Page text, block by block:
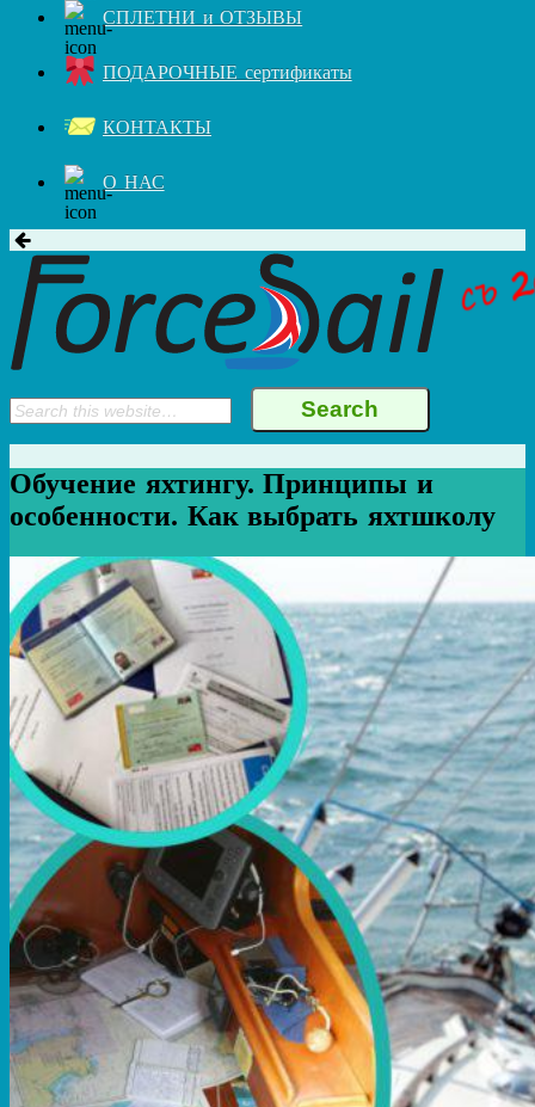
СПЛЕТНИ и ОТЗЫВЫ
ПОДАРОЧНЫЕ сертификаты
КОНТАКТЫ
О НАС
Обучение яхтингу. Принципы и
особенности. Как выбрать яхтшколу